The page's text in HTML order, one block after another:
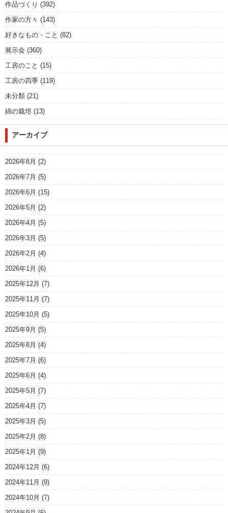
作品づくり (392)
作家の方々 (143)
好きなもの・こと (82)
展示会 (360)
工房のこと (15)
工房の四季 (119)
未分類 (21)
綿の栽培 (13)
アーカイブ
2026年8月 (2)
2026年7月 (5)
2026年6月 (15)
2026年5月 (2)
2026年4月 (5)
2026年3月 (5)
2026年2月 (4)
2026年1月 (6)
2025年12月 (7)
2025年11月 (7)
2025年10月 (5)
2025年9月 (5)
2025年8月 (4)
2025年7月 (6)
2025年6月 (4)
2025年5月 (7)
2025年4月 (7)
2025年3月 (5)
2025年2月 (8)
2025年1月 (9)
2024年12月 (6)
2024年11月 (9)
2024年10月 (7)